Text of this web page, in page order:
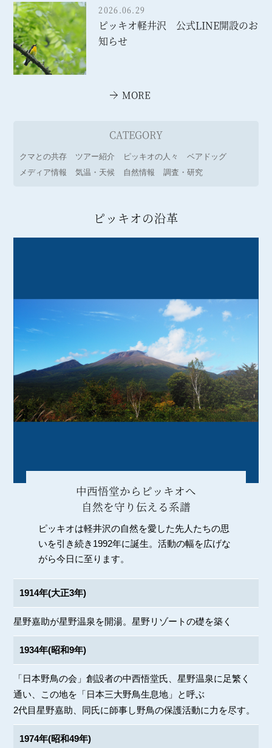
2026.06.29
ピッキオ軽井沢 公式LINE開設のお
知らせ
MORE
CATEGORY
クマとの共存 ツアー紹介 ピッキオの人々
ベアドッグ
メディア情報
気温・天候 自然情報 調査・研究
ピッキオの沿革
中西悟堂からピッキオへ
自然を守り伝える系譜
ピッキオは軽井沢の自然を愛した先人たちの思
いを引き続き1992年に誕生。活動の幅を広げな
がら今日に至ります。
1914年(大正3年)
星野嘉助が星野温泉を開湯。星野リゾートの礎を築く
1934年(昭和9年)
「日本野鳥の会」創設者の中西悟堂氏、星野温泉に足繁く
通い、この地を「日本三大野鳥生息地」と呼ぶ
2代目星野嘉助、同氏に師事し野鳥の保護活動に力を尽す。
1974年(昭和49年)